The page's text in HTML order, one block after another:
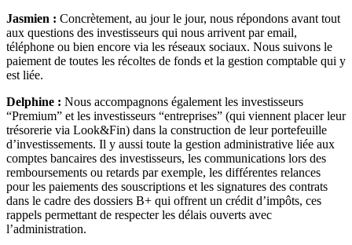
Jasmien : Concrètement, au jour le jour, nous répondons avant tout
aux questions des investisseurs qui nous arrivent par email,
téléphone ou bien encore via les réseaux sociaux. Nous suivons le
paiement de toutes les récoltes de fonds et la gestion comptable qui y
est liée.
Delphine : Nous accompagnons également les investisseurs
“Premium” et les investisseurs “entreprises” (qui viennent placer leur
trésorerie via Look&Fin) dans la construction de leur portefeuille
d’investissements. Il y aussi toute la gestion administrative liée aux
comptes bancaires des investisseurs, les communications lors des
remboursements ou retards par exemple, les différentes relances
pour les paiements des souscriptions et les signatures des contrats
dans le cadre des dossiers B+ qui offrent un crédit d’impôts, ces
rappels permettant de respecter les délais ouverts avec
l’administration.